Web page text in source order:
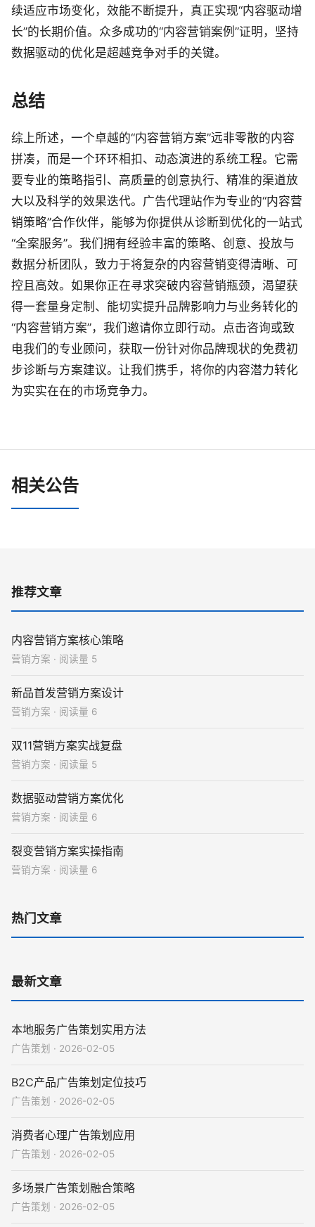
续适应市场变化，效能不断提升，真正实现“内容驱动增
长”的长期价值。众多成功的“内容营销案例”证明，坚持
数据驱动的优化是超越竞争对手的关键。
总结
综上所述，一个卓越的“内容营销方案”远非零散的内容
拼凑，而是一个环环相扣、动态演进的系统工程。它需
要专业的策略指引、高质量的创意执行、精准的渠道放
大以及科学的效果迭代。广告代理站作为专业的“内容营
销策略”合作伙伴，能够为你提供从诊断到优化的一站式
“全案服务”。我们拥有经验丰富的策略、创意、投放与
数据分析团队，致力于将复杂的内容营销变得清晰、可
控且高效。如果你正在寻求突破内容营销瓶颈，渴望获
得一套量身定制、能切实提升品牌影响力与业务转化的
“内容营销方案”，我们邀请你立即行动。点击咨询或致
电我们的专业顾问，获取一份针对你品牌现状的免费初
步诊断与方案建议。让我们携手，将你的内容潜力转化
为实实在在的市场竞争力。
相关公告
推荐文章
内容营销方案核心策略
营销方案 · 阅读量 5
新品首发营销方案设计
营销方案 · 阅读量 6
双11营销方案实战复盘
营销方案 · 阅读量 5
数据驱动营销方案优化
营销方案 · 阅读量 6
裂变营销方案实操指南
营销方案 · 阅读量 6
热门文章
最新文章
本地服务广告策划实用方法
广告策划 · 2026-02-05
B2C产品广告策划定位技巧
广告策划 · 2026-02-05
消费者心理广告策划应用
广告策划 · 2026-02-05
多场景广告策划融合策略
广告策划 · 2026-02-05